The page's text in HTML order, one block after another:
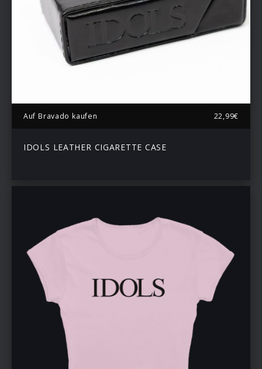
Auf Bravado kaufen 22,99€
IDOLS LEATHER CIGARETTE CASE